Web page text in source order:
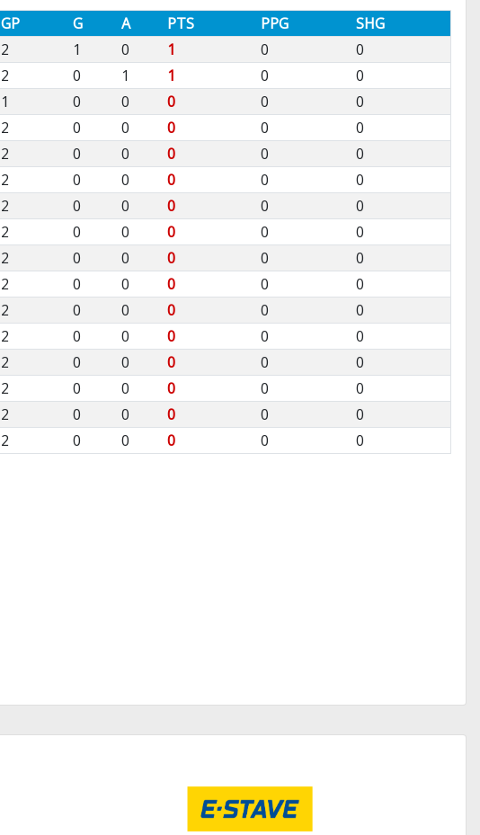
GP G A PTS PPG
SHG
2 1 0 1 0
0
2 0 1 1 0
0
1 0 0 0 0
0
2 0 0 0 0
0
2 0 0 0 0
0
2 0 0 0 0
0
2 0 0 0 0
0
2 0 0 0 0
0
2 0 0 0 0
0
2 0 0 0 0
0
2 0 0 0 0
0
2 0 0 0 0
0
2 0 0 0 0
0
2 0 0 0 0
0
2 0 0 0 0
0
2 0 0 0 0 0